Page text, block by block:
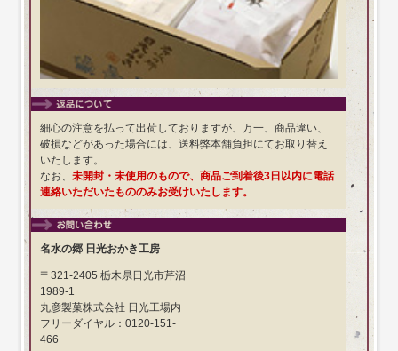
細心の注意を払って出荷しておりますが、万一、商品違い、
破損などがあった場合には、送料弊本舗負担にてお取り替え
いたします。
なお、 未開封・未使用のもので、商品ご到着後3日以内に電話
連絡いただいたもののみお受けいたします。
名水の郷 日光おかき工房
〒321-2405 栃木県日光市芹沼
1989-1
丸彦製菓株式会社 日光工場内
フリーダイヤル：0120-151-
466